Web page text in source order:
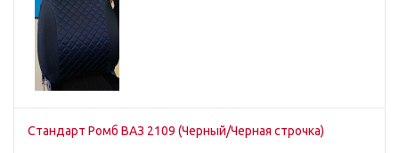
Стандарт Ромб ВАЗ 2109 (Черный/Черная строчка)